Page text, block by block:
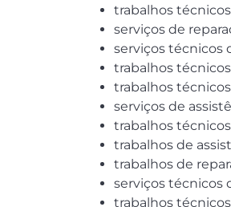
trabalhos
serviços de
serviços técnicos
trabalhos
trabalhos
serviços de
trabalhos
trabalhos de
trabalhos de
serviços técnicos
trabalhos